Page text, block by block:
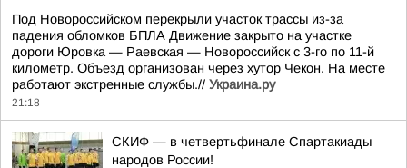
Под Новороссийском перекрыли участок трассы из-за
падения обломков БПЛА Движение закрыто на участке
дороги Юровка — Раевская — Новороссийск с 3-го по 11-й
километр. Объезд организован через хутор Чекон. На месте
работают экстренные службы.// Украина.ру
21:18
СКИФ — в четвертьфинале Спартакиады
народов России!